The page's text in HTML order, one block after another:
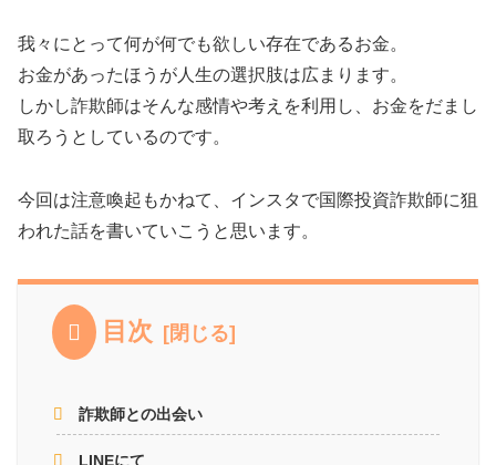
我々にとって何が何でも欲しい存在であるお金。
お金があったほうが人生の選択肢は広まります。
しかし詐欺師はそんな感情や考えを利用し、お金をだまし
取ろうとしているのです。
今回は注意喚起もかねて、インスタで国際投資詐欺師に狙
われた話を書いていこうと思います。
目次
詐欺師との出会い
LINEにて